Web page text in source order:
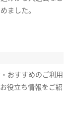
ました。
おすすめのご利用
役立ち情報をご紹